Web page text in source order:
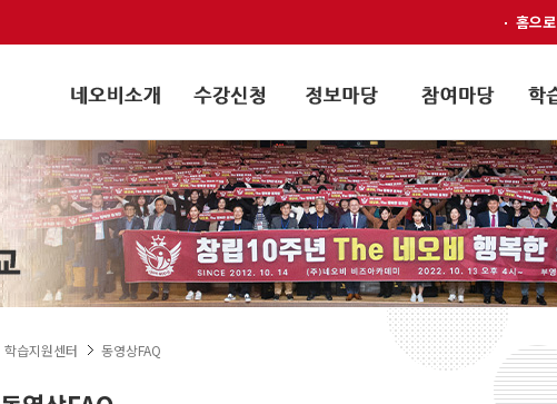
홈으로
학습지원센터 동영상FAQ